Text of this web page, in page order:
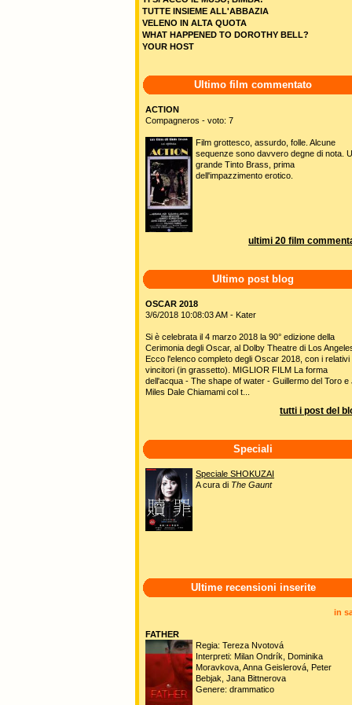
TUTTE INSIEME ALL'ABBAZIA
VELENO IN ALTA QUOTA
WHAT HAPPENED TO DOROTHY BELL?
YOUR HOST
Ultimo film commentato
ACTION
Compagneros - voto: 7
Film grottesco, assurdo, folle. Alcune
sequenze sono davvero degne di nota.
grande Tinto Brass, prima
dell'impazzimento erotico.
ultimi 20 film
Ultimo post blog
OSCAR 2018
3/6/2018 10:08:03 AM - Kater
Si è celebrata il 4 marzo 2018 la 90° edizione della
Cerimonia degli Oscar, al Dolby Theatre di Los
Ecco l'elenco completo degli Oscar 2018, con i relativi
vincitori (in grassetto). MIGLIOR FILM La forma
dell'acqua - The shape of water - Guillermo del Toro e
Miles Dale Chiamami col t...
tutti i post del
Speciali
Speciale SHOKUZAI
A cura di The Gaunt
Ultime recensioni inserite
in
FATHER
Regia: Tereza Nvotová
Interpreti: Milan Ondrík, Dominika
Moravkova, Anna Geislerová, Peter
Bebjak, Jana Bittnerova
Genere: drammatico